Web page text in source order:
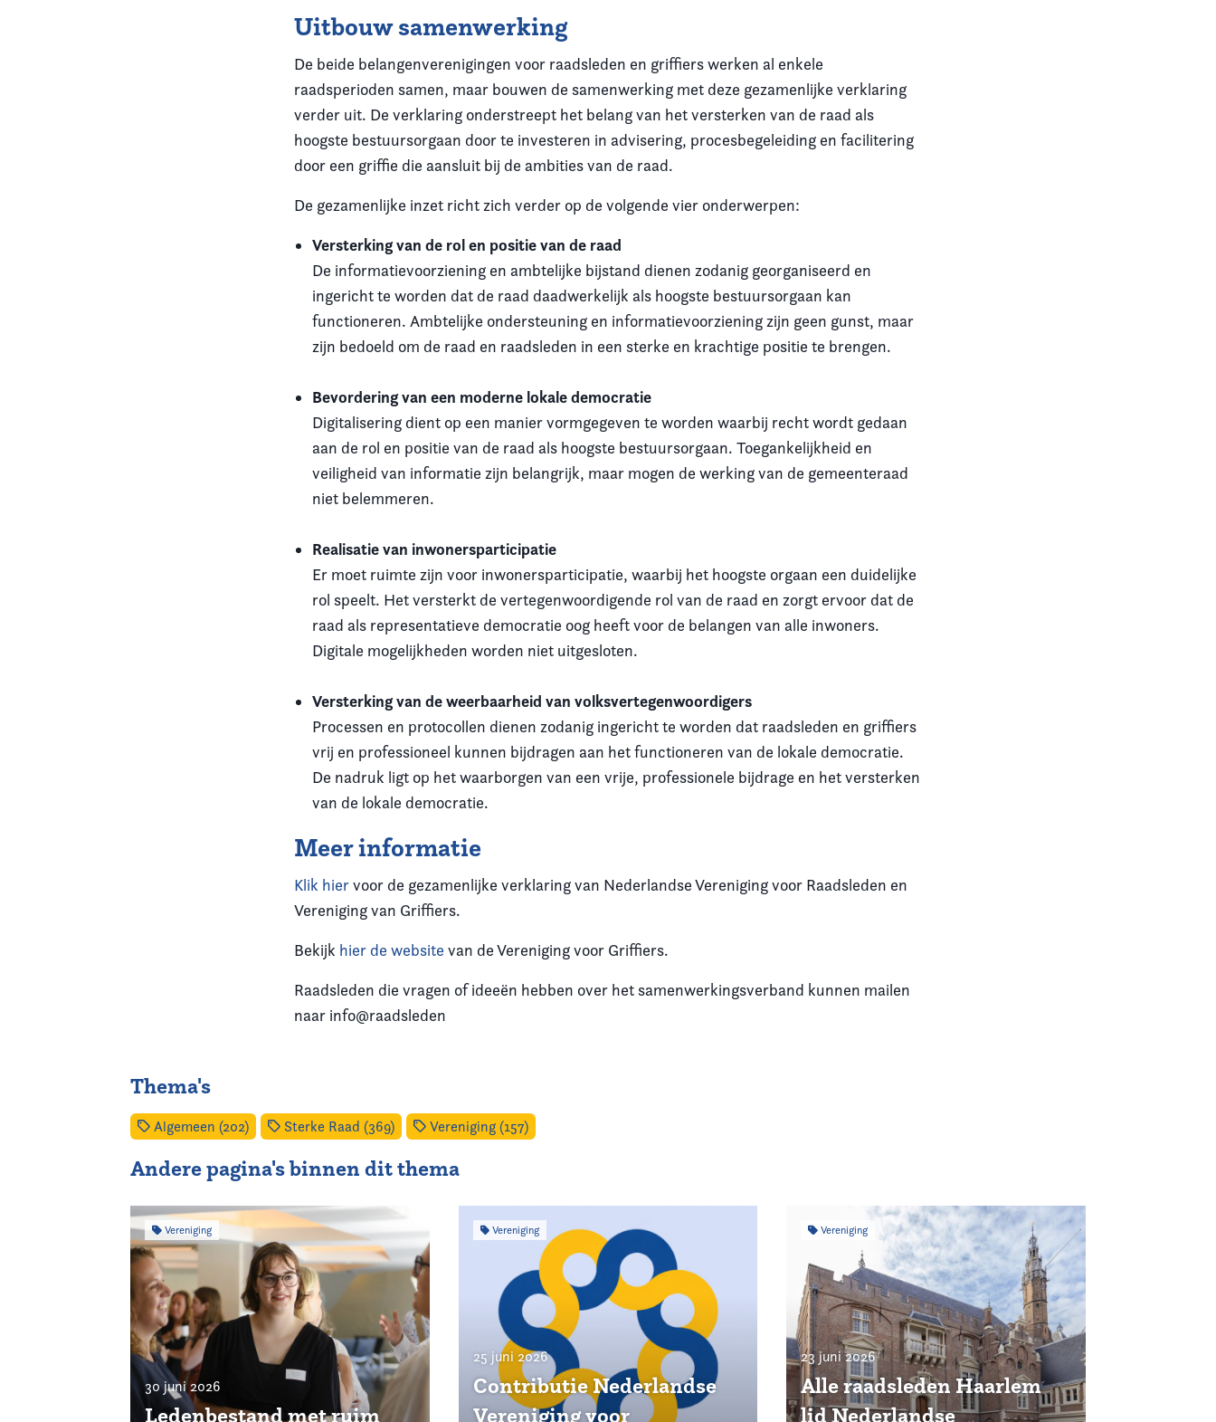
Uitbouw samenwerking
De beide belangenverenigingen voor raadsleden en griffiers werken al enkele
raadsperioden samen, maar bouwen de samenwerking met deze gezamenlijke verklaring
verder uit. De verklaring onderstreept het belang van het versterken van de raad als
hoogste bestuursorgaan door te investeren in advisering, procesbegeleiding en facilitering
door een griffie die aansluit bij de ambities van de raad.
De gezamenlijke inzet richt zich verder op de volgende vier onderwerpen:
Versterking van de rol en positie van de raad
De informatievoorziening en ambtelijke bijstand dienen zodanig georganiseerd en
ingericht te worden dat de raad daadwerkelijk als hoogste bestuursorgaan kan
functioneren. Ambtelijke ondersteuning en informatievoorziening zijn geen gunst, maar
zijn bedoeld om de raad en raadsleden in een sterke en krachtige positie te brengen.
Bevordering van een moderne lokale democratie
Digitalisering dient op een manier vormgegeven te worden waarbij recht wordt gedaan
aan de rol en positie van de raad als hoogste bestuursorgaan. Toegankelijkheid en
veiligheid van informatie zijn belangrijk, maar mogen de werking van de gemeenteraad
niet belemmeren.
Realisatie van inwonersparticipatie
Er moet ruimte zijn voor inwonersparticipatie, waarbij het hoogste orgaan een duidelijke
rol speelt. Het versterkt de vertegenwoordigende rol van de raad en zorgt ervoor dat de
raad als representatieve democratie oog heeft voor de belangen van alle inwoners.
Digitale mogelijkheden worden niet uitgesloten.
Versterking van de weerbaarheid van volksvertegenwoordigers
Processen en protocollen dienen zodanig ingericht te worden dat raadsleden en griffiers
vrij en professioneel kunnen bijdragen aan het functioneren van de lokale democratie.
De nadruk ligt op het waarborgen van een vrije, professionele bijdrage en het versterken
van de lokale democratie.
Meer informatie
Klik hiervoor de gezamenlijke verklaring van Nederlandse Vereniging voor Raadsleden en
Vereniging van Griffiers.
Bekijk hier de website van de Vereniging voor Griffiers.
Raadsleden die vragen of ideeën hebben over het samenwerkingsverband kunnen mailen
naar info@raadsleden
Thema's
Algemeen (202) Sterke Raad (369) Vereniging (157)
Andere pagina's binnen dit thema
Vereniging
30 juni 2026
Ledenbestand met ruim
Vereniging
25 juni 2026
Contributie Nederlandse
Vereniging voor
Vereniging
23 juni 2026
Alle raadsleden Haarlem
lid Nederlandse